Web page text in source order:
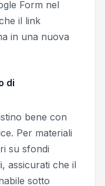
Form nel
il link
in una nuova
di
bene con
Per materiali
su sfondi
assicurati che il
sotto